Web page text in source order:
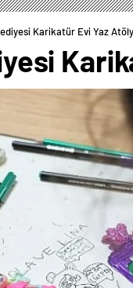
Karikatür Evi Yaz